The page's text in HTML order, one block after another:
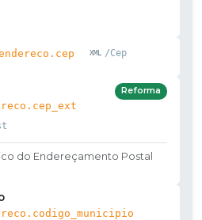
/Cep
Reforma
do Endereçamento Postal